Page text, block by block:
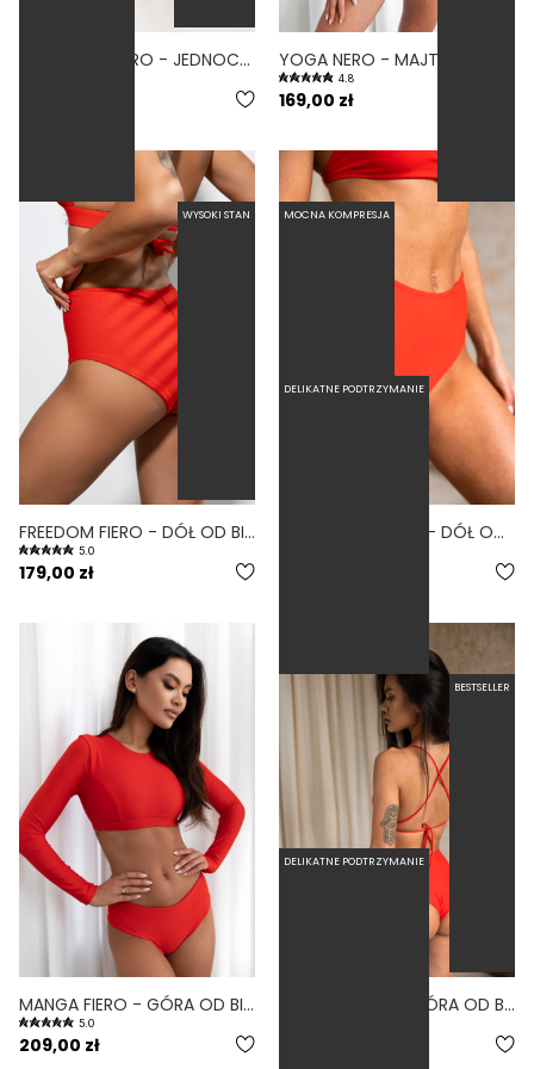
BASIC TALL NERO - JEDNOCZĘŚCIOWY STRÓJ KĄPIELOWY DLA WYSOKICH MODELUJĄCY CZARNY
4.8
169,00 zł
WYSOKI STAN
FREEDOM FIERO - DÓŁ OD BIKINI WYSOKI STAN ZABUDOWANY CZERWONY
5.0
179,00 zł
MOCNA KOMPRESJA
HIGH WAIST FIERO - DÓŁ OD BIKINI WYSOKI STAN FIGI CZERWONY
MANGA FIERO - GÓRA OD BIKINI Z DŁUGIM RĘKAWEM CZERWONY
5.0
209,00 zł
DELIKATNE PODTRZYMANIE
BESTSELLER
MINIMAL FIERO - GÓRA OD BIKINI NA MAŁY BIUST WIĄZANE PLECY CZERWONY
DELIKATNE PODTRZYMANIE